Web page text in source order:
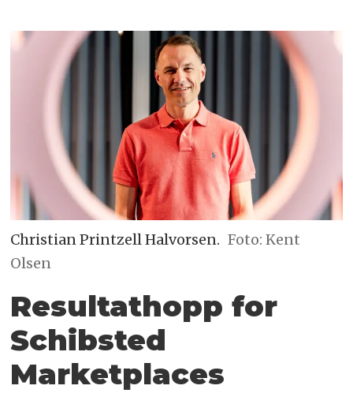
Christian Printzell Halvorsen. Foto: Kent
Olsen
Resultathopp for
Schibsted
Marketplaces